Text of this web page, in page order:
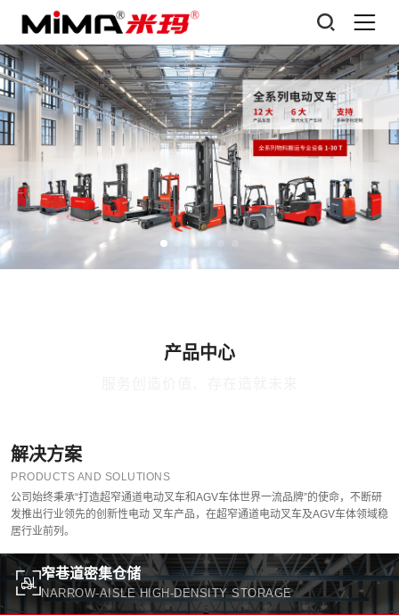
产品中心
解决方案
PRODUCTS AND SOLUTIONS
公司始终秉承“打造超窄通道电动叉车和AGV车体世界一流品牌”的使命，不断研
发推出行业领先的创新性电动 叉车产品，在超窄通道电动叉车及AGV车体领域稳
居行业前列。
窄巷道密集仓储
NARROW-AISLE HIGH-DENSITY STORAGE